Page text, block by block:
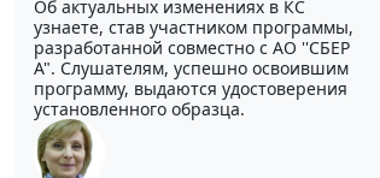
Об актуальных изменениях в КС
узнаете, став участником программы,
разработанной совместно с АО ''СБЕР
А". Слушателям, успешно освоившим
программу, выдаются удостоверения
установленного образца.